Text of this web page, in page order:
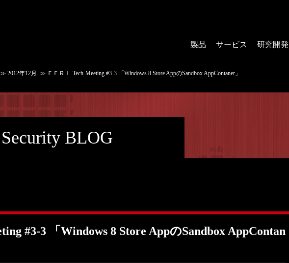
製品 サービス 研究開発
≫ 2012年12月 ≫ ＦＦＲＩ-Tech-Meeting #3-3 「Windows 8 Store AppのSandbox AppContaner」
BLOG
#3-3 「Windows 8 Store AppのSandbox AppContan